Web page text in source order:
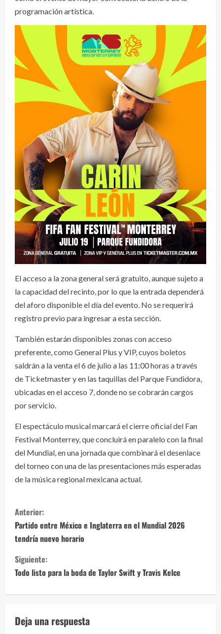
programación artística.
El acceso a la zona general será gratuito, aunque sujeto a
la capacidad del recinto, por lo que la entrada dependerá
del aforo disponible el día del evento. No se requerirá
registro previo para ingresar a esta sección.
También estarán disponibles zonas con acceso
preferente, como General Plus y VIP, cuyos boletos
saldrán a la venta el 6 de julio a las 11:00 horas a través
de Ticketmaster y en las taquillas del Parque Fundidora,
ubicadas en el acceso 7, donde no se cobrarán cargos
por servicio.
El espectáculo musical marcará el cierre oficial del Fan
Festival Monterrey, que concluirá en paralelo con la final
del Mundial, en una jornada que combinará el desenlace
del torneo con una de las presentaciones más esperadas
de la música regional mexicana actual.
S
i
g
u
e
l
Anterior:
Partido entre México e Inglaterra en el Mundial 2026
tendría nuevo horario
Siguiente:
Todo listo para la boda de Taylor Swift y Travis Kelce
Deja una respuesta